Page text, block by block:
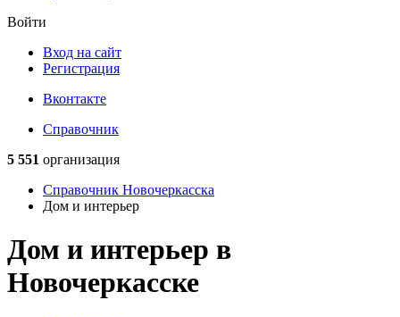
Войти
Вход на сайт
Регистрация
Вконтакте
Справочник
5 551 организация
Справочник Новочеркасска
Дом и интерьер
Дом и интерьер в
Новочеркасске